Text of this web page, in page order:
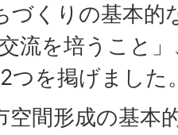
づくりの基本的
流を培うこと
つを掲げました
空間形成の基本